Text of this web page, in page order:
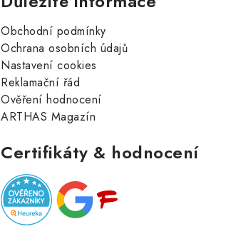
Obchodní podmínky
Ochrana osobních údajů
Nastavení cookies
Reklamační řád
Ověření hodnocení
ARTHAS Magazín
Certifikáty & hodnocení